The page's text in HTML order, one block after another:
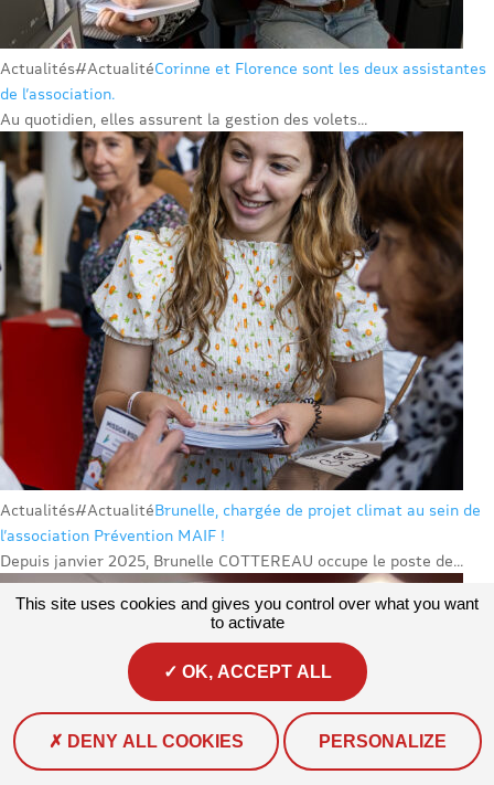
Actualités#ActualitéCorinne et Florence sont les deux assistantes
de l’association.
Au quotidien, elles assurent la gestion des volets...
Actualités#ActualitéBrunelle, chargée de projet climat au sein de
l’association Prévention MAIF !
Depuis janvier 2025, Brunelle COTTEREAU occupe le poste de...
This site uses cookies and gives you control over what you want
to activate
OK, ACCEPT ALL
DENY ALL COOKIES PERSONALIZE